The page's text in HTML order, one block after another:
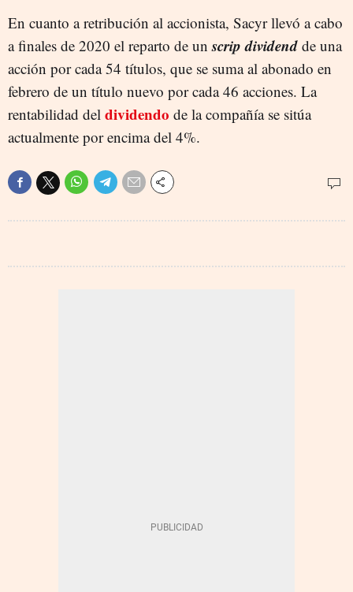
En cuanto a retribución al accionista, Sacyr llevó a cabo
a finales de 2020 el reparto de un scrip dividend de una
acción por cada 54 títulos, que se suma al abonado en
febrero de un título nuevo por cada 46 acciones. La
rentabilidad del dividendo de la compañía se sitúa
actualmente por encima del 4%.